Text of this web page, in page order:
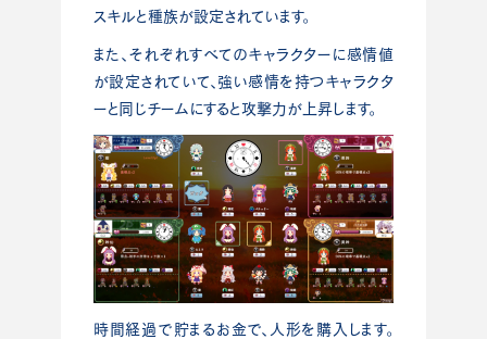
スキルと種族が設定されています。
また、それぞれすべてのキャラクターに感情値
が設定されていて、強い感情を持つキャラクタ
ーと同じチームにすると攻撃力が上昇します。
時間経過で貯まるお金で、人形を購入します。